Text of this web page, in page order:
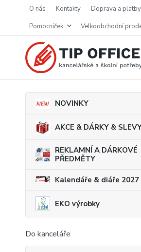
o nás kontakty doprava a platby
pomocníček
velkoobchodní
NOVINKY
AKCE & DÁRKY &
REKLAMNÍ A DÁRKOVÉ
PŘEDMĚTY
Kalendáře & diáře 2027
EKO výrobky
Do kanceláře